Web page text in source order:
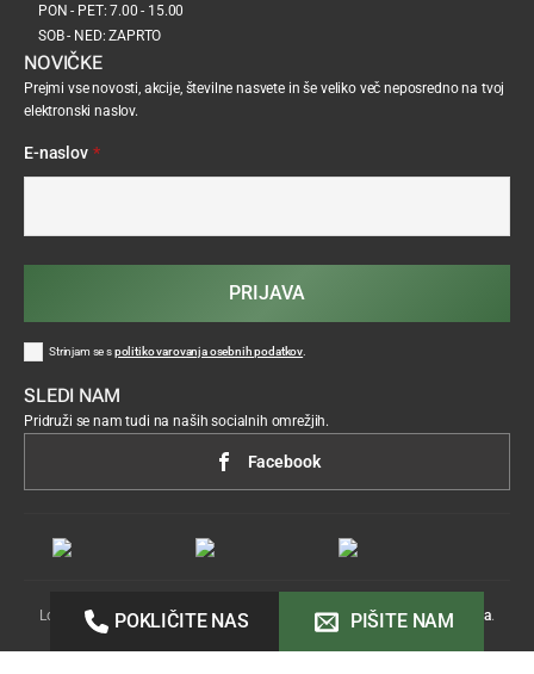
POKLIČITE NAS PIŠITE NAM
PON - PET: 7.00 - 15.00
SOB - NED: ZAPRTO
NOVIČKE
Prejmi vse novosti, akcije, številne nasvete in še veliko več neposredno na tvoj
elektronski naslov.
E-naslov *
Strinjam se spolitiko varovanja osebnih podatkov
PRIJAVA
SLEDI NAM
Pridruži se nam tudi na naših socialnih omrežjih.
Facebook
Lokostrelstvo ©2026 Vse pravice pridržane. Izdelava:Acenta.